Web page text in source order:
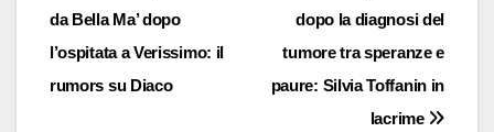
articoli
dopo la diagnosi del
tumore tra speranze e
paure: Silvia Toffanin in
lacrime
da Bella Ma’ dopo
l’ospitata a Verissimo: il
rumors su Diaco